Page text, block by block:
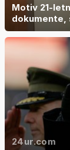
Motiv 21-
dokumente,
24ur.com